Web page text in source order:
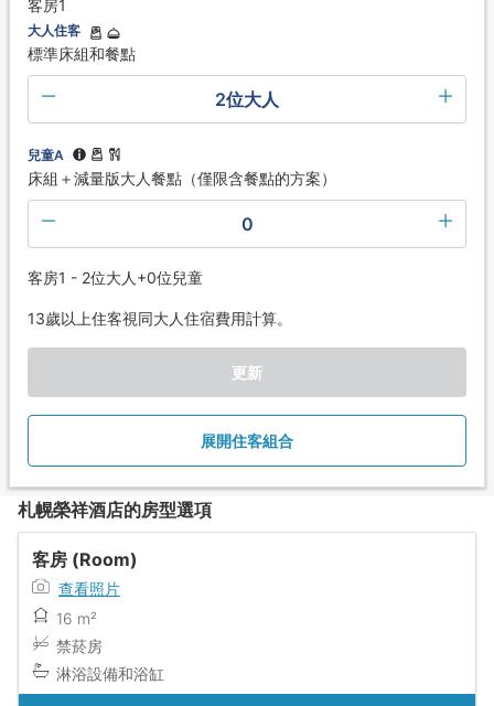
客房1
大人住客
標準床組和餐點
2位大人
兒童A
床組＋減量版大人餐點（僅限含餐點的方案）
0
客房1 - 2位大人+0位兒童
13歲以上住客視同大人住宿費用計算。
更新
展開住客組合
札幌榮祥酒店的房型選項
客房 (Room)
查看照片
16 m²
禁菸房
淋浴設備和浴缸